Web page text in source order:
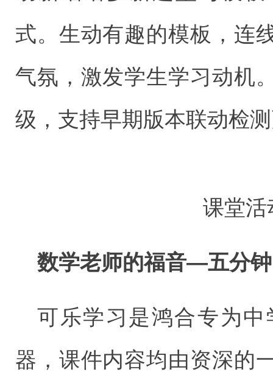
式。生动有趣的模板，连
气氛，激发学生学习动机
级，支持早期版本联动检
课堂活
数学老师的福音—五分
可乐学习是鸿合专为
器，课件内容均由资深的